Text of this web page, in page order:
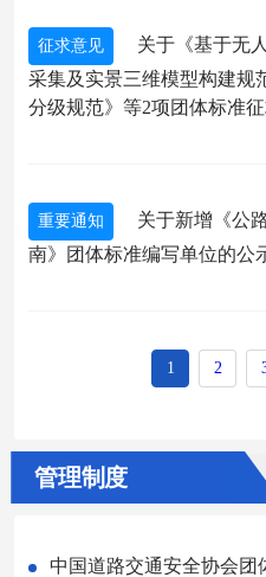
征求意见
关于《基于无
采集及实景三维模型构建规
分级规范》等2项团体标准
重要通知
关于新增《公
南》团体标准编写单位的公
1 2
管理制度
中国道路交通安全协会团